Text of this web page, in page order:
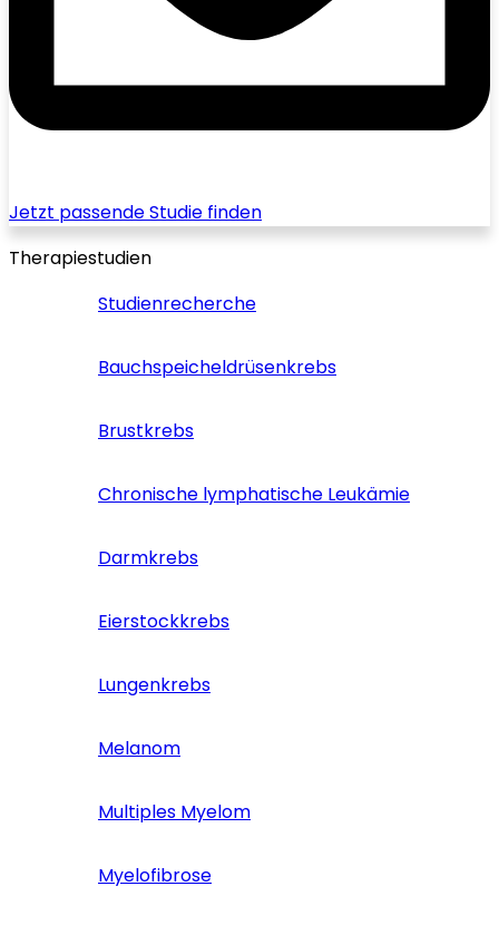
Jetzt passende Studie finden
Therapiestudien
Studienrecherche
Bauchspeicheldrüsenkrebs
Brustkrebs
Chronische lymphatische Leukämie
Darmkrebs
Eierstockkrebs
Lungenkrebs
Melanom
Multiples Myelom
Myelofibrose